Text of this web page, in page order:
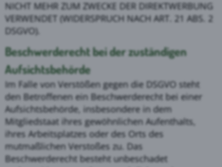
NICHT MEHR ZUM ZWECKE DER DIREKTWERBUNG
VERWENDET (WIDERSPRUCH NACH ART. 21 ABS. 2
DSGVO).
Beschwerde­recht bei der zuständigen
Aufsichts­behörde
Im Falle von Verstößen gegen die DSGVO steht
den Betroffenen ein Beschwerderecht bei einer
Aufsichtsbehörde, insbesondere in dem
Mitgliedstaat ihres gewöhnlichen Aufenthalts,
ihres Arbeitsplatzes oder des Orts des
mutmaßlichen Verstoßes zu. Das
Beschwerderecht besteht unbeschadet